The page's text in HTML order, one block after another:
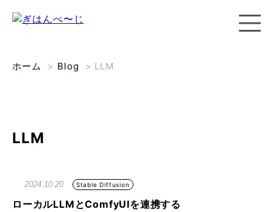
ホーム > Blog > LLM
LLM
2024.10.20 Stable Diffusion
ローカルLLMとComfyUIを連携する